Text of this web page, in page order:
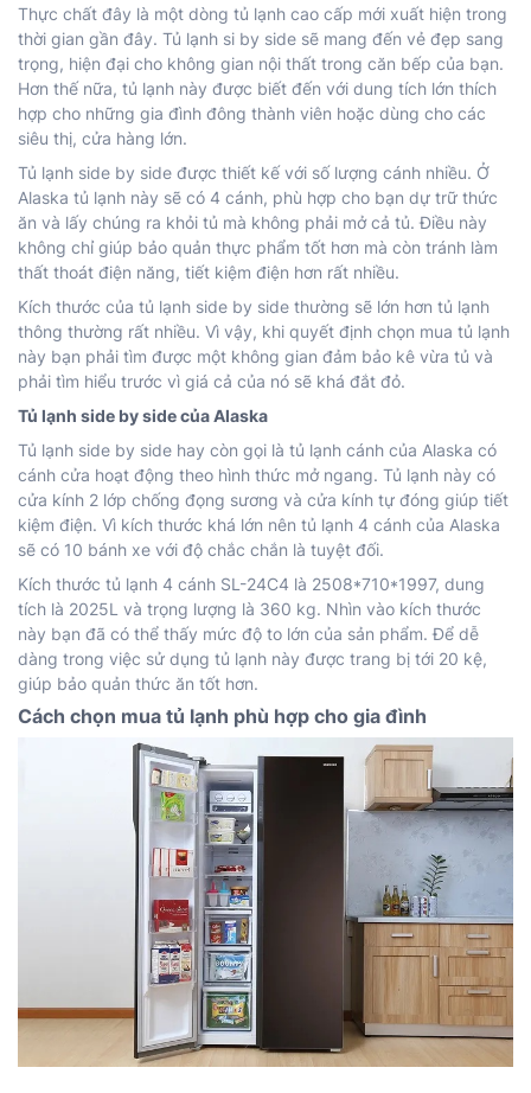
Thực chất đây là một dòng tủ lạnh cao cấp mới xuất hiện trong
thời gian gần đây. Tủ lạnh si by side sẽ mang đến vẻ đẹp sang
trọng, hiện đại cho không gian nội thất trong căn bếp của bạn.
Hơn thế nữa, tủ lạnh này được biết đến với dung tích lớn thích
hợp cho những gia đình đông thành viên hoặc dùng cho các
siêu thị, cửa hàng lớn.
Tủ lạnh side by side được thiết kế với số lượng cánh nhiều. Ở
Alaska tủ lạnh này sẽ có 4 cánh, phù hợp cho bạn dự trữ thức
ăn và lấy chúng ra khỏi tủ mà không phải mở cả tủ. Điều này
không chỉ giúp bảo quản thực phẩm tốt hơn mà còn tránh làm
thất thoát điện năng, tiết kiệm điện hơn rất nhiều.
Kích thước của tủ lạnh side by side thường sẽ lớn hơn tủ lạnh
thông thường rất nhiều. Vì vậy, khi quyết định chọn mua tủ lạnh
này bạn phải tìm được một không gian đảm bảo kê vừa tủ và
phải tìm hiểu trước vì giá cả của nó sẽ khá đắt đỏ.
Tủ lạnh side by side của Alaska
Tủ lạnh side by side hay còn gọi là tủ lạnh cánh của Alaska có
cánh cửa hoạt động theo hình thức mở ngang. Tủ lạnh này có
cửa kính 2 lớp chống đọng sương và cửa kính tự đóng giúp tiết
kiệm điện. Vì kích thước khá lớn nên tủ lạnh 4 cánh của Alaska
sẽ có 10 bánh xe với độ chắc chắn là tuyệt đối.
Kích thước tủ lạnh 4 cánh SL-24C4 là 2508*710*1997, dung
tích là 2025L và trọng lượng là 360 kg. Nhìn vào kích thước
này bạn đã có thể thấy mức độ to lớn của sản phẩm. Để dễ
dàng trong việc sử dụng tủ lạnh này được trang bị tới 20 kệ,
giúp bảo quản thức ăn tốt hơn.
Cách chọn mua tủ lạnh phù hợp cho gia đình